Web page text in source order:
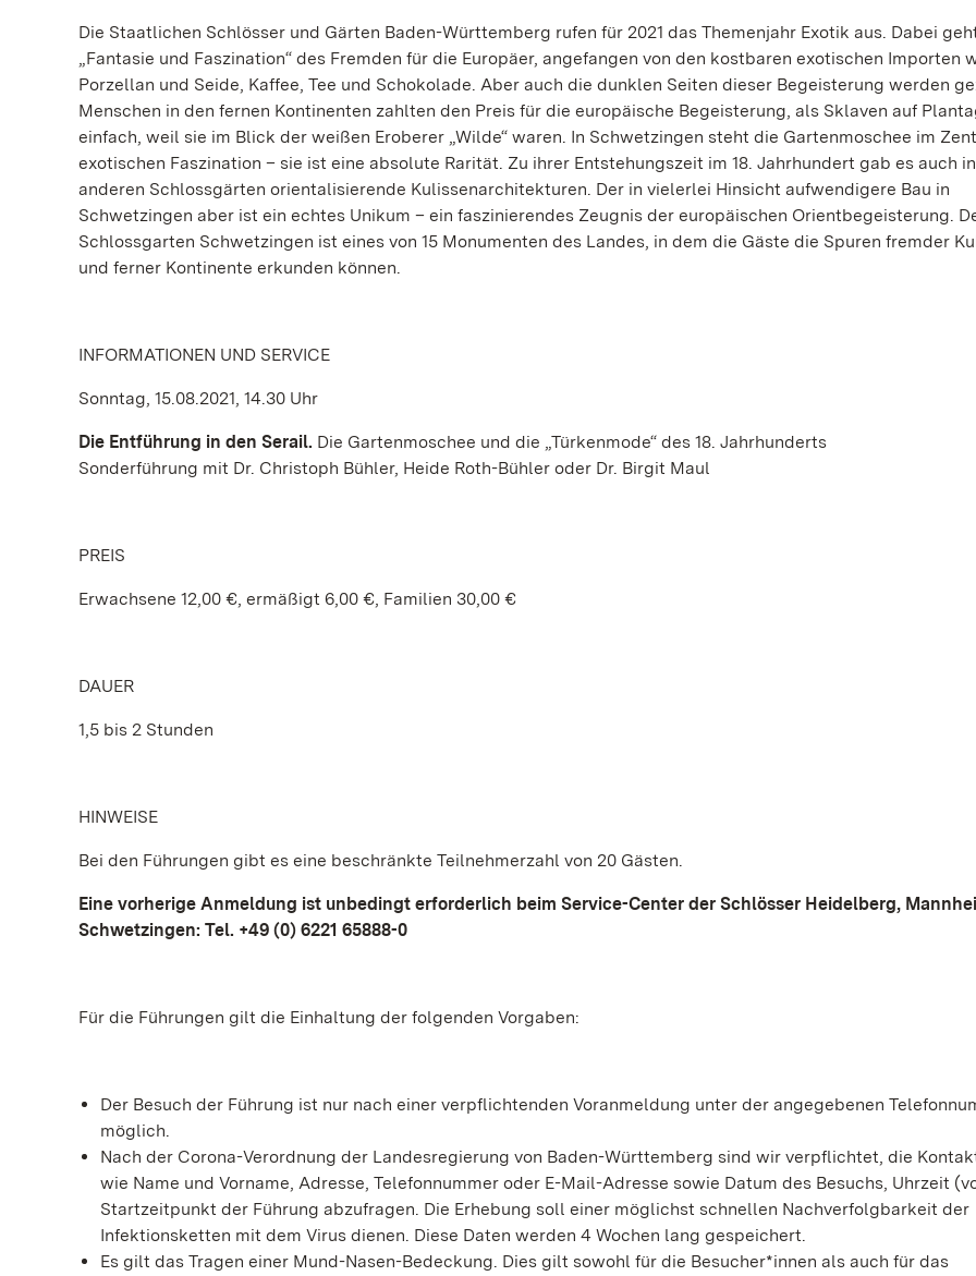
Die Staatlichen Schlösser und Gärten Baden-Württemberg rufen für 2021 das Themenjahr Exotik aus. Dabei
„Fantasie und Faszination“ des Fremden für die Europäer, angefangen von den kostbaren exotischen Importen
Porzellan und Seide, Kaffee, Tee und Schokolade. Aber auch die dunklen Seiten dieser Begeisterung werden
Menschen in den fernen Kontinenten zahlten den Preis für die europäische Begeisterung, als Sklaven auf
einfach, weil sie im Blick der weißen Eroberer „Wilde“ waren. In Schwetzingen steht die Gartenmoschee im
exotischen Faszination – sie ist eine absolute Rarität. Zu ihrer Entstehungszeit im 18. Jahrhundert gab es auch
anderen Schlossgärten orientalisierende Kulissenarchitekturen. Der in vielerlei Hinsicht aufwendigere Bau in
Schwetzingen aber ist ein echtes Unikum – ein faszinierendes Zeugnis der europäischen Orientbegeisterung.
Schlossgarten Schwetzingen ist eines von 15 Monumenten des Landes, in dem die Gäste die Spuren fremder
und ferner Kontinente erkunden können.
INFORMATIONEN UND SERVICE
Sonntag, 15.08.2021, 14.30 Uhr
Die Entführung in den Serail. Die Gartenmoschee und die „Türkenmode“ des 18. Jahrhunderts
Sonderführung mit Dr. Christoph Bühler, Heide Roth-Bühler oder Dr. Birgit Maul
PREIS
Erwachsene 12,00 €, ermäßigt 6,00 €, Familien 30,00 €
DAUER
1,5 bis 2 Stunden
HINWEISE
Bei den Führungen gibt es eine beschränkte Teilnehmerzahl von 20 Gästen.
Eine vorherige Anmeldung ist unbedingt erforderlich beim Service-Center der Schlösser Heidelberg,
Schwetzingen: Tel. +49 (0) 6221 65888-0
Für die Führungen gilt die Einhaltung der folgenden Vorgaben:
Der Besuch der Führung ist nur nach einer verpflichtenden Voranmeldung unter der angegebenen
möglich.
Nach der Corona-Verordnung der Landesregierung von Baden-Württemberg sind wir verpflichtet, die
wie Name und Vorname, Adresse, Telefonnummer oder E-Mail-Adresse sowie Datum des Besuchs, Uhrzeit
Startzeitpunkt der Führung abzufragen. Die Erhebung soll einer möglichst schnellen Nachverfolgbarkeit der
Infektionsketten mit dem Virus dienen. Diese Daten werden 4 Wochen lang gespeichert.
Es gilt das Tragen einer Mund-Nasen-Bedeckung. Dies gilt sowohl für die Besucher*innen als auch für das